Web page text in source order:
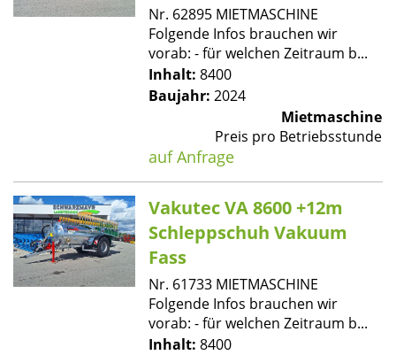
Nr. 62895 MIETMASCHINE
Folgende Infos brauchen wir
vorab: - für welchen Zeitraum b...
Inhalt: 8400
Baujahr: 2024
Mietmaschine
Preis pro Betriebsstunde
auf Anfrage
Vakutec VA 8600 +12m
Schleppschuh Vakuum
Fass
Nr. 61733 MIETMASCHINE
Folgende Infos brauchen wir
vorab: - für welchen Zeitraum b...
Inhalt: 8400